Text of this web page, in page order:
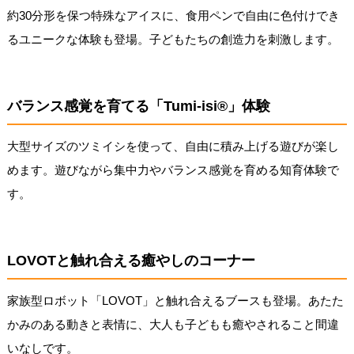
約30分形を保つ特殊なアイスに、食用ペンで自由に色付けでき
るユニークな体験も登場。子どもたちの創造力を刺激します。
バランス感覚を育てる「Tumi-isi®」体験
大型サイズのツミイシを使って、自由に積み上げる遊びが楽し
めます。遊びながら集中力やバランス感覚を育める知育体験で
す。
LOVOTと触れ合える癒やしのコーナー
家族型ロボット「LOVOT」と触れ合えるブースも登場。あたた
かみのある動きと表情に、大人も子どもも癒やされること間違
いなしです。